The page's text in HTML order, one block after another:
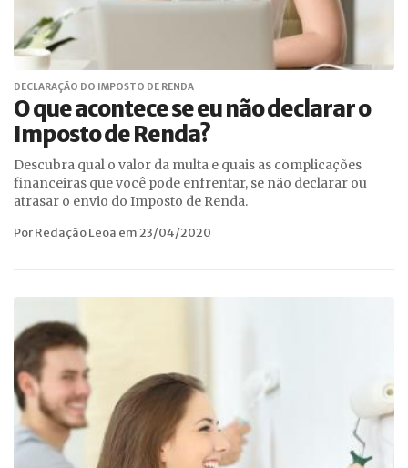
DECLARAÇÃO DO IMPOSTO DE RENDA
O que acontece se eu não declarar o
Imposto de Renda?
Descubra qual o valor da multa e quais as complicações
financeiras que você pode enfrentar, se não declarar ou
atrasar o envio do Imposto de Renda.
Por Redação Leoa em 23/04/2020